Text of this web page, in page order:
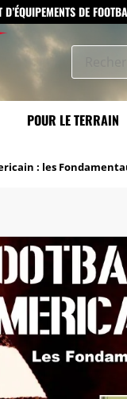
DE
POUR LE TERRAIN
: les